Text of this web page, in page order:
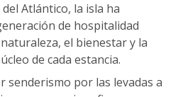
Atlántico, la isla ha
de hospitalidad
el bienestar y la
de cada estancia.
senderismo por las levadas a